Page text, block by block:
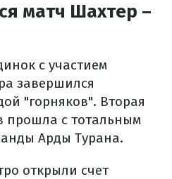
матч Шахтер –
с участием
завершился
"горняков". Вторая
прошла с тотальным
Арды Турана.
открыли счет